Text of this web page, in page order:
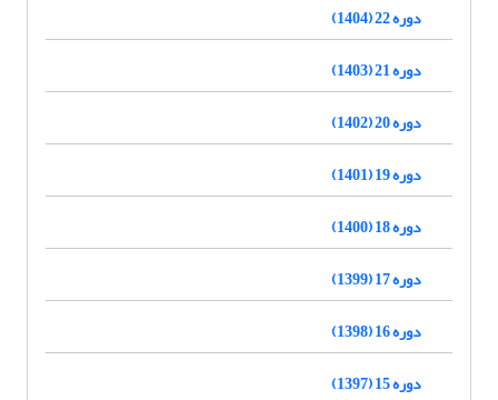
دوره 22 (1404)
دوره 21 (1403)
دوره 20 (1402)
دوره 19 (1401)
دوره 18 (1400)
دوره 17 (1399)
دوره 16 (1398)
دوره 15 (1397)